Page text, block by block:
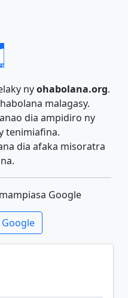
nyohabolana.org.
malagasy.
dia ampidiro ny
tenimiafina.
dia afaka misoratra
Google